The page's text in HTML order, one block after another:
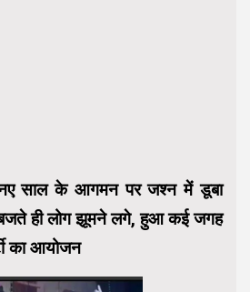
साल के आगमन पर जश्न में डूबा
ही लोग झूमने लगे, हुआ कई जगह
का आयोजन